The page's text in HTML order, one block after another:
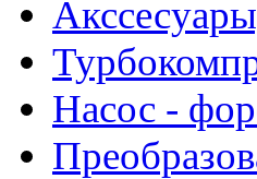
Насос -